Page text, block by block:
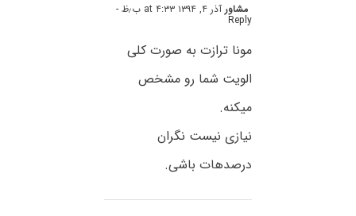
مشاور آذر ۴, ۱۳۹۴ at ۴:۳۳ ب٫ظ -
Reply
مونا ترازت به صورت کلی
الویت شما رو مشخص
میکنه.
نیازی نیست نگران
درصدهات باشی.